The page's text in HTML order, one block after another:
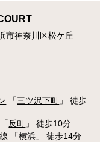
市神奈川区松ケ丘
「三ツ沢下町 」 徒歩
「 反町 」 徒歩10分
「横浜 」 徒歩14分